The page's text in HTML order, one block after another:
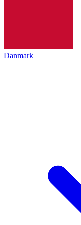
Danmark